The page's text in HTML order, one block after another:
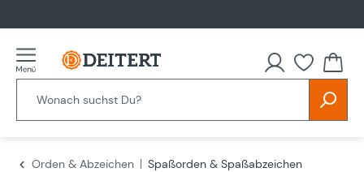
Orden & Abzeichen
Spaßorden & Spaßabzeichen